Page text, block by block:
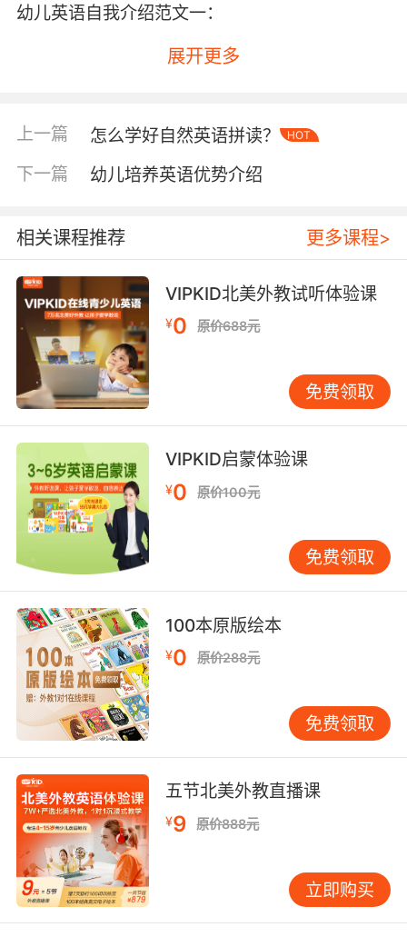
幼儿英语自我介绍范文一：
Hello（你好/你们好），My Chinese name is
am going to be five years old（我就快要5岁
了），December 1st. is my birthday（我的生
日是每年的12月1号）。My favorite sport is
饺子），My favorite fruit is pear（我最喜欢的
水果是梨子），and my favorite color is
blue（我最喜欢的颜色是蓝色）。Cat is my
favorite animals（我最喜欢的动物是小猫咪），
because they are very lovely（因为它们非常的
可爱）。This is me（这就是我），I am a
happy and lovely girl（我是一个快乐并且可爱
的女孩）。
幼儿英语自我介绍范文二：
My name is Han meimei（我的名字叫做韩梅
梅）， and I’m a student in the NO.1 Primary
School（我是第一小学的一名学生），I’m 6
的学生），All my teachers are very friendly to
me and I like them all（所有的老师都对我很友
善并且我也很喜欢他们）。
I am tall girl and I have long black traight hair
and big bright eyes（我的个子还是比较高的并
且我有着长黑直的头发和一双明亮的大眼睛），
All my classmates say I’m pretty（我们班的同
学们都夸我很好看）
展开更多
上一篇 怎么学好自然英语拼读？ HOT
下一篇 幼儿培养英语优势介绍
相关课程推荐 更多课程>
VIPKID北美外教试听体验课
¥0 原价688元
免费领取
VIPKID启蒙体验课
¥0 原价100元
免费领取
100本原版绘本
¥0 原价288元
免费领取
五节北美外教直播课
¥9 原价888元
立即购买